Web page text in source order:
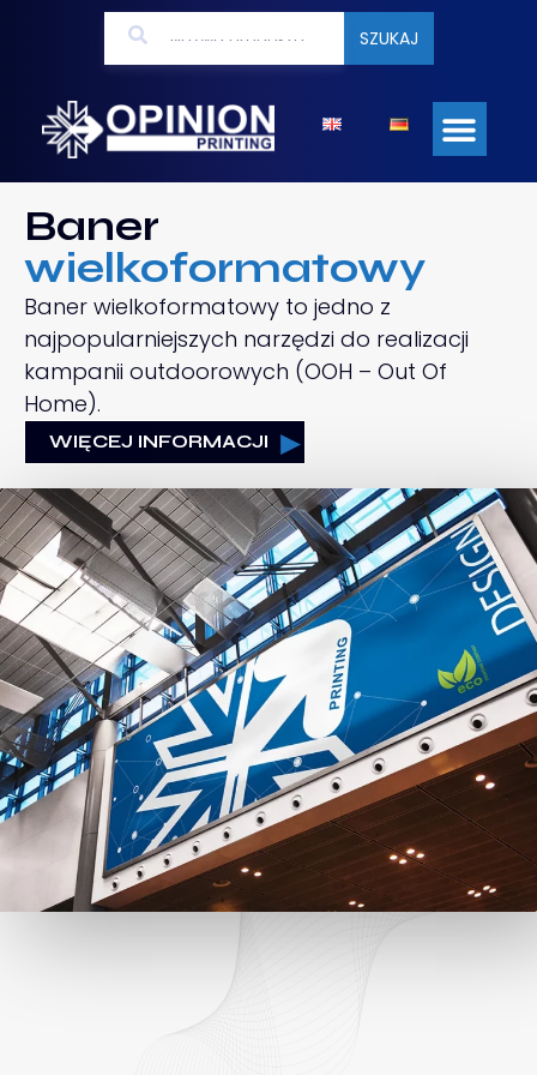
SZUKAJ
Baner
wielkoformatowy
Baner wielkoformatowy to jedno z
najpopularniejszych narzędzi do realizacji
kampanii outdoorowych (OOH – Out Of
Home).
WIĘCEJ INFORMACJI